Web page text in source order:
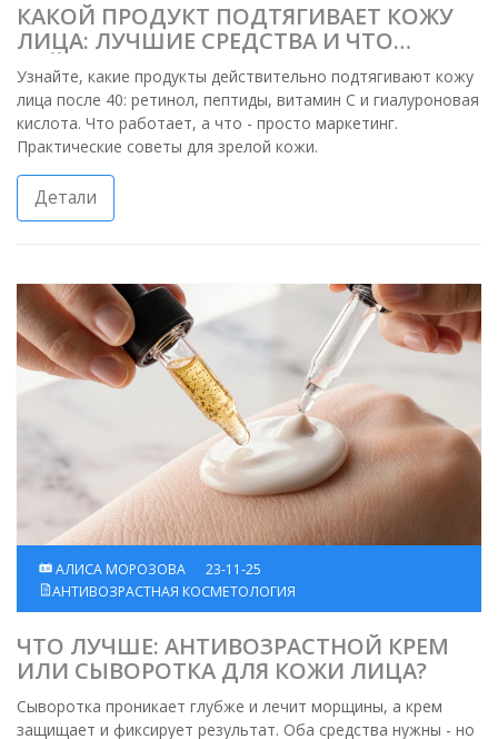
КАКОЙ ПРОДУКТ ПОДТЯГИВАЕТ КОЖУ
ЛИЦА: ЛУЧШИЕ СРЕДСТВА И ЧТО
ДЕЙСТВИТЕЛЬНО РАБОТАЕТ
Узнайте, какие продукты действительно подтягивают кожу
лица после 40: ретинол, пептиды, витамин С и гиалуроновая
кислота. Что работает, а что - просто маркетинг.
Практические советы для зрелой кожи.
Детали
АЛИСА МОРОЗОВА
23-11-25
АНТИВОЗРАСТНАЯ КОСМЕТОЛОГИЯ
ЧТО ЛУЧШЕ: АНТИВОЗРАСТНОЙ КРЕМ
ИЛИ СЫВОРОТКА ДЛЯ КОЖИ ЛИЦА?
Сыворотка проникает глубже и лечит морщины, а крем
защищает и фиксирует результат. Оба средства нужны - но